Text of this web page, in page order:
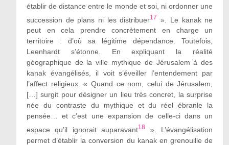
établir de distance entre le monde et soi, ni ordonner une
succession de plans ni les distribuer17
». Le kanak ne
peut en cela prendre concrètement en charge un
territoire : d’où sa légitime dépendance. Toutefois,
Leenhardt s’étonne. En expliquant la réalité
géographique de la ville mythique de Jérusalem à des
kanak évangélisés, il voit s’éveiller l’entendement par
l’affect religieux. « Quand ce nom, celui de Jérusalem,
[…] surgit pour désigner un lieu très concret, la surprise
née du contraste du mythique et du réel ébranle la
pensée… et c’est une expansion de celle-ci dans un
espace qu’il ignorait auparavant18
». L’évangélisation
permet d’établir la conversion du kanak en grenouille de